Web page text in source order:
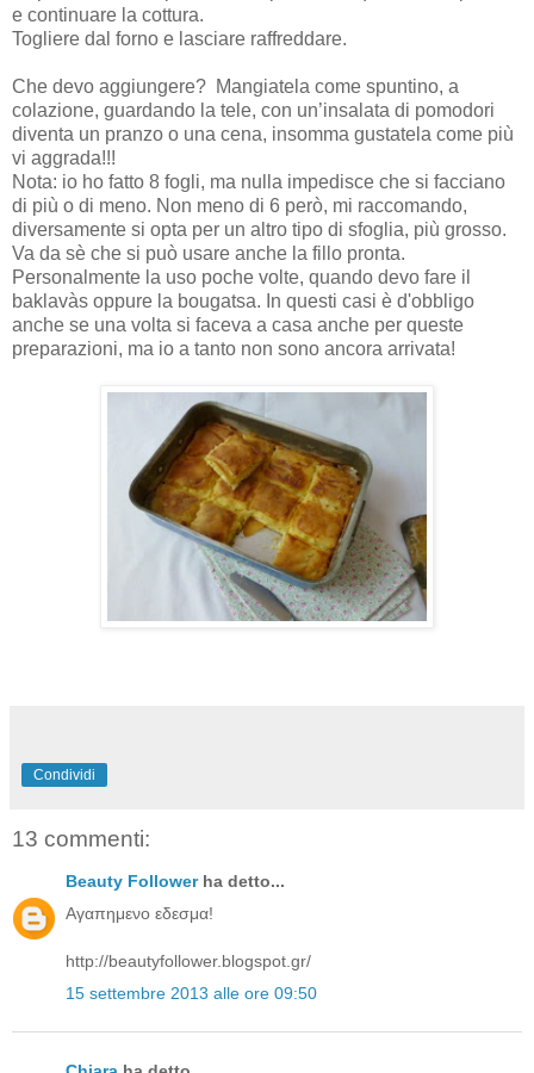
e continuare la cottura.
Togliere dal forno e lasciare raffreddare.
Che devo aggiungere? Mangiatela come spuntino, a
colazione, guardando la tele, con un’insalata di pomodori
diventa un pranzo o una cena, insomma gustatela come più
vi aggrada!!!
Nota: io ho fatto 8 fogli, ma nulla impedisce che si facciano
di più o di meno. Non meno di 6 però, mi raccomando,
diversamente si opta per un altro tipo di sfoglia, più grosso.
Va da sè che si può usare anche la fillo pronta.
Personalmente la uso poche volte, quando devo fare il
baklavàs oppure la bougatsa. In questi casi è d'obbligo
anche se una volta si faceva a casa anche per queste
preparazioni, ma io a tanto non sono ancora arrivata!
Condividi
13 commenti:
Beauty Followerha detto...
Αγαπημενο εδεσμα!
http://beautyfollower.blogspot.gr/
15 settembre 2013 alle ore 09:50